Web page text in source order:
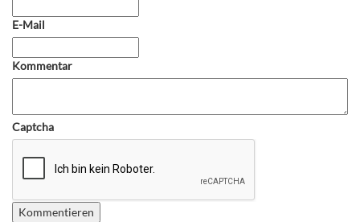
E-Mail
Kommentar
Captcha